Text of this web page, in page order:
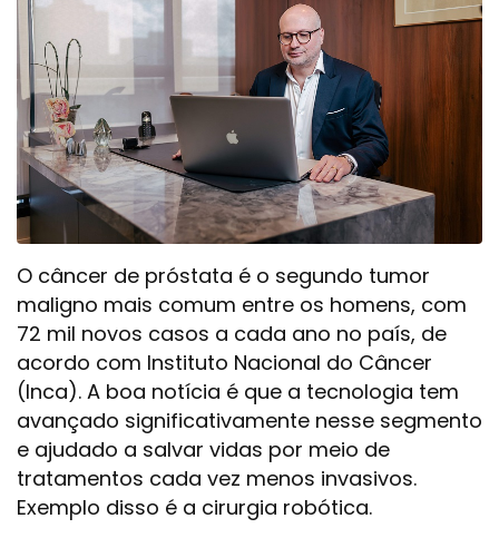
O câncer de próstata é o segundo tumor
maligno mais comum entre os homens, com
72 mil novos casos a cada ano no país, de
acordo com Instituto Nacional do Câncer
(Inca). A boa notícia é que a tecnologia tem
avançado significativamente nesse segmento
e ajudado a salvar vidas por meio de
tratamentos cada vez menos invasivos.
Exemplo disso é a cirurgia robótica.